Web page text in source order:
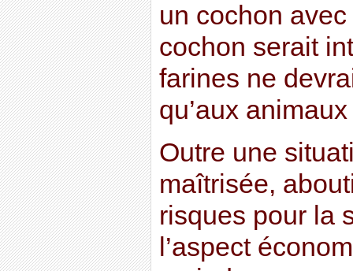
un cochon
cochon serait
farines ne
qu’aux
Outre une
maîtrisée,
risques pour la
l’aspect